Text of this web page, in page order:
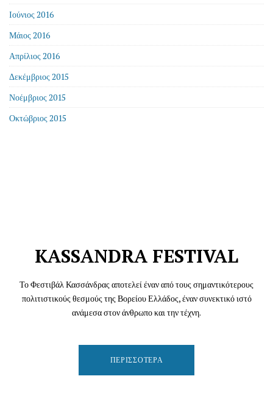
Ιούνιος 2016
Μάιος 2016
Απρίλιος 2016
Δεκέμβριος 2015
Νοέμβριος 2015
Οκτώβριος 2015
KASSANDRA FESTIVAL
Το Φεστιβάλ Κασσάνδρας αποτελεί έναν από τους σημαντικότερους
πολιτιστικούς θεσμούς της Βορείου Ελλάδος, έναν συνεκτικό ιστό
ανάμεσα στον άνθρωπο και την τέχνη.
ΠΕΡΙΣΣΌΤΕΡΑ